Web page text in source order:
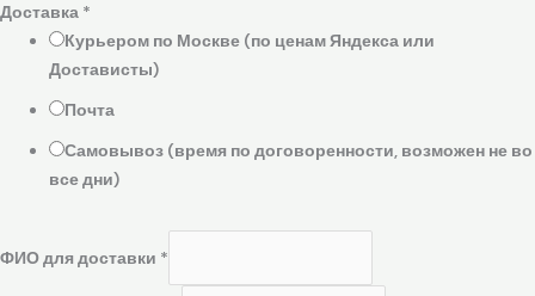
Доставка *
Курьером по Москве (по ценам Яндекса или
Достависты)
Почта
Самовывоз (время по договоренности, возможен не во
все дни)
ФИО для доставки *